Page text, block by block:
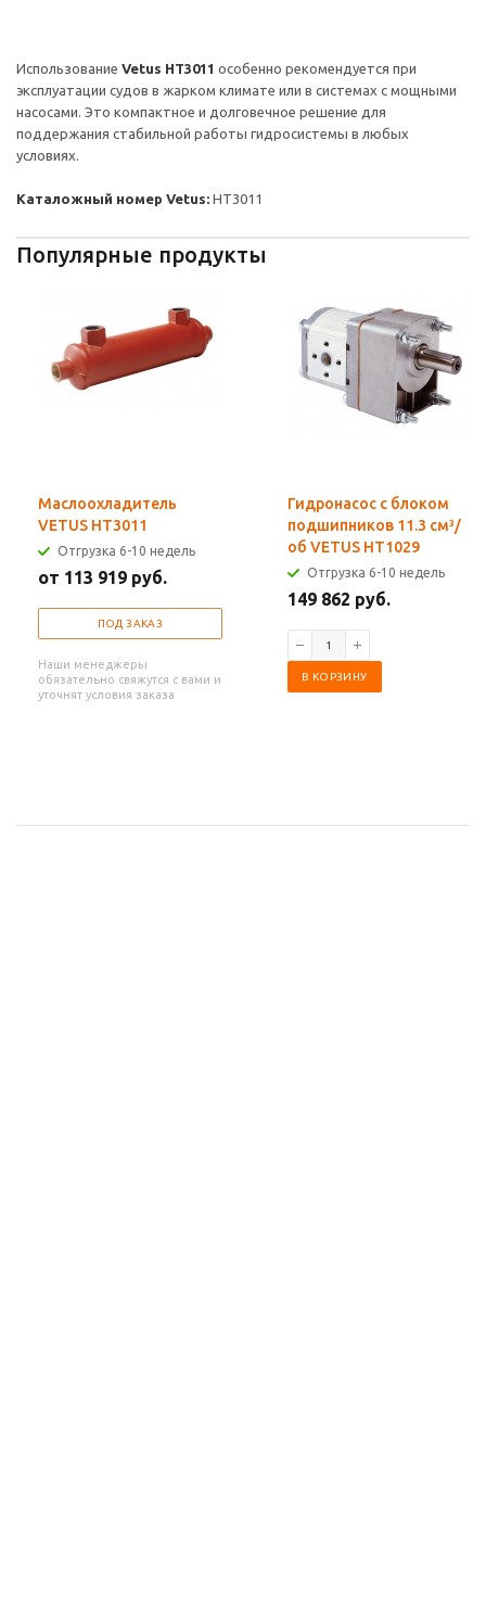
Использование Vetus HT3011 особенно рекомендуется при
эксплуатации судов в жарком климате или в системах с мощными
насосами. Это компактное и долговечное решение для
поддержания стабильной работы гидросистемы в любых
условиях.
Каталожный номер Vetus: HT3011
Популярные продукты
Маслоохладитель
VETUS HT3011
Отгрузка 6-10 недель
от 113 919 руб.
ПОД ЗАКАЗ
Наши менеджеры
обязательно свяжутся с вами и
уточнят условия заказа
Гидронасос с блоком
подшипников 11.3 см³/
об VETUS HT1029
Отгрузка 6-10 недель
149 862 руб.
В КОРЗИНУ